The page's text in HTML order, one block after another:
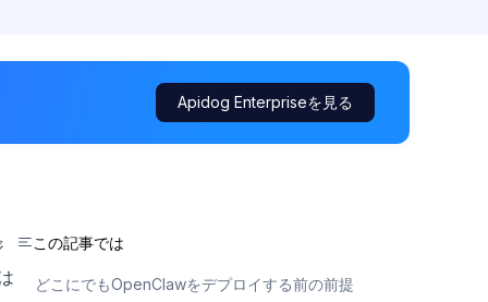
Apidog Enterpriseを見る
この記事では
どこにでもOpenClawをデプロイする前の前提